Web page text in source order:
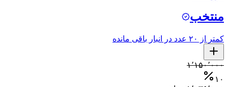
منتخب
کمتر از ۲۰ عدد در انبار باقی مانده
۱٬۱۵۰٬۰۰۰
۱۰